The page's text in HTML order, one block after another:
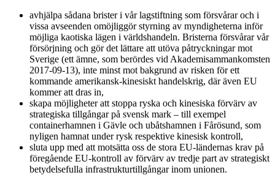
avhjälpa sådana brister i vår lagstiftning som försvårar och i
vissa avseenden omöjliggör styrning av myndigheterna inför
möjliga kaotiska lägen i världshandeln. Bristerna försvårar vår
försörjning och gör det lättare att utöva påtryckningar mot
Sverige (ett ämne, som berördes vid Akademisammankomsten
2017-09-13), inte minst mot bakgrund av risken för ett
kommande amerikansk-kinesiskt handelskrig, där även EU
kommer att dras in,
skapa möjligheter att stoppa ryska och kinesiska förvärv av
strategiska tillgångar på svensk mark – till exempel
containerhamnen i Gävle och ubåtshamnen i Fårösund, som
nyligen hamnat under rysk respektive kinesisk kontroll,
sluta upp med att motsätta oss de stora EU-ländernas krav på
föregående EU-kontroll av förvärv av tredje part av strategiskt
betydelsefulla infrastrukturtillgångar inom unionen.